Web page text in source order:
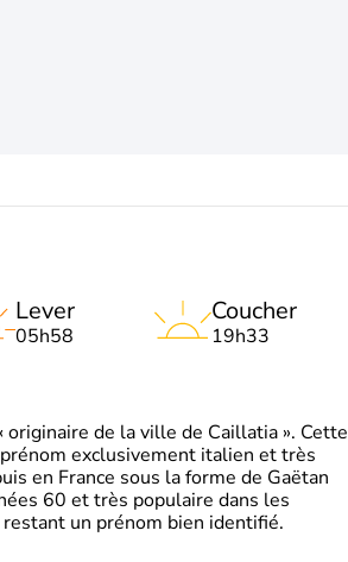
Lever
05h58
Coucher
19h33
de la ville de Caillatia ». Cette
exclusivement italien et très
en France sous la forme de Gaëtan
60 et très populaire dans les
un prénom bien identifié.